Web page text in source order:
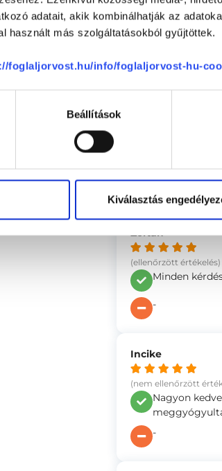
adatait, akik kombinálhatják az
használt más szolgáltatásokból gyűjtöttek.
foglaljorvost.hu/info/foglaljorvost-hu-
Beállítások
Kiválasztás
(ellenőrzött értékelés)
-
Nem kaptunk
Hozzáállása
-
Zoltán
(ellenőrzött értékelés)
Minden
-
Incike
(nem ellenőrzött
Nagyon
-